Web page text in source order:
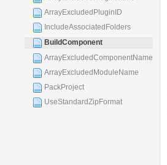
ArrayExcludedPluginID
IncludeAssociatedFolders
BuildComponent
ArrayExcludedComponentName
ArrayExcludedModuleName
PackProject
UseStandardZipFormat